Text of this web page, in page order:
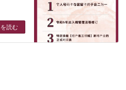
読む